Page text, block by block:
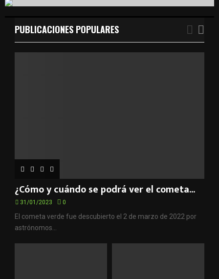
c
f
E
PUBLICACIONES POPULARES
¿Cómo y cuándo se podrá ver el cometa...
31/01/2023 0
El cometa verde fue descubierto el 2 de marzo de 2022 por
astrónomos...